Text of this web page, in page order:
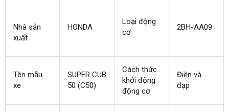
Nhà sản
xuất
HONDA
Loại động
cơ
2BH-AA09
Tên mẫu
xe
SUPER CUB
50 (C50)
Cách thức
khởi động
động cơ
Điện và
đạp